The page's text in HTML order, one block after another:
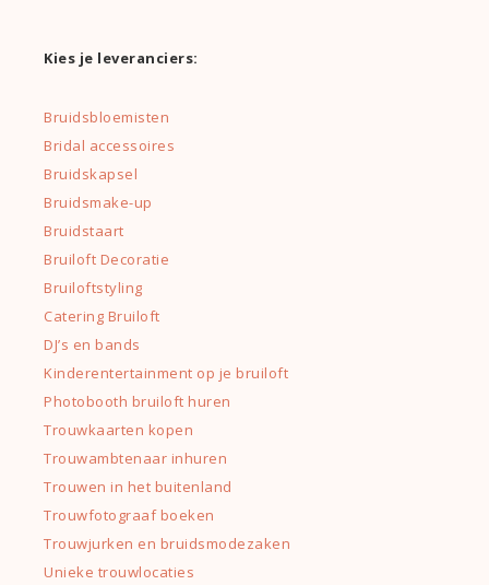
Kies je leveranciers:
Bruidsbloemisten
Bridal accessoires
Bruidskapsel
Bruidsmake-up
Bruidstaart
Bruiloft Decoratie
Bruiloftstyling
Catering Bruiloft
DJ’s en bands
Kinderentertainment op je bruiloft
Photobooth bruiloft huren
Trouwkaarten kopen
Trouwambtenaar inhuren
Trouwen in het buitenland
Trouwfotograaf boeken
Trouwjurken en bruidsmodezaken
Unieke trouwlocaties